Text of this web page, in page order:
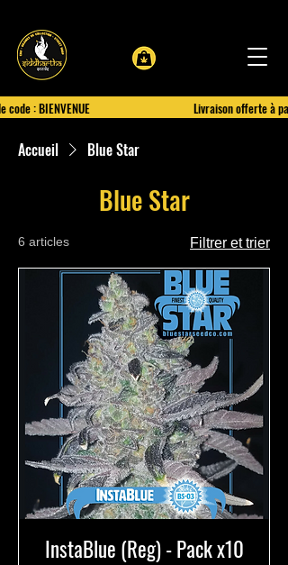
: BIENVENUE Livraison offerte à
Accueil Blue Star
Blue Star
6 articles Filtrer et trier
InstaBlue (Reg) - Pack x10